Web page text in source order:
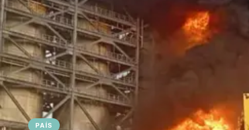
PAÍS